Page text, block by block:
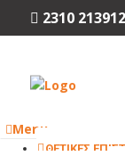
2310 213912
Menu
ΘΕΤΙΚΕΣ